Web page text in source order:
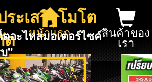
ะเสริฐโมโต
ดอะไหล่มอเตอร์ไซค์
"
หน้าแรก สินค้าของ
เรา